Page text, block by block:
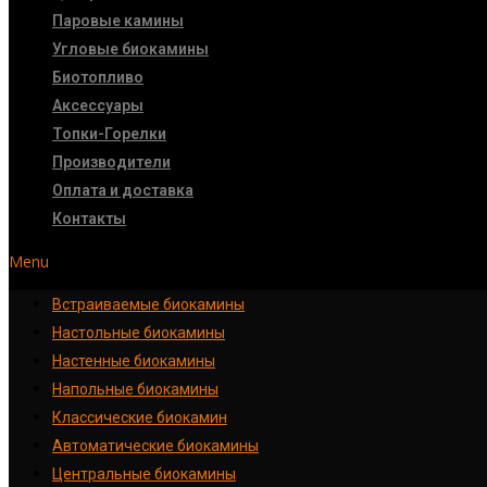
Паровые камины
Угловые биокамины
Биотопливо
Аксессуары
Топки-Горелки
Производители
Оплата и доставка
Контакты
Menu
Встраиваемые биокамины
Настoльные биокамины
Настенные биокамины
Напольные биокамины
Классические биокамин
Автоматические биокамины
Центральные биокамины